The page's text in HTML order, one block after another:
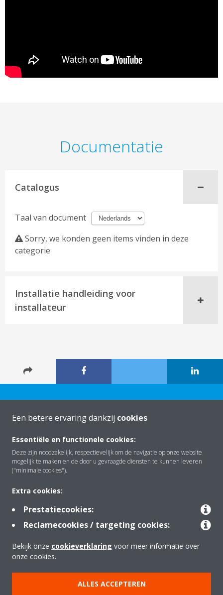
Documentatie
Catalogus
Taal van document
Sorry, we konden geen items vinden in deze
categorie
Installatie handleiding voor
installateur
Over Daikin
Producten
Een betere ervaring dankzij cookies
Essentiële en functionele cookies:
Deze zijn noodzakelijk, respectievelijk om de navigatie op onze website
mogelijk te maken en de door u gevraagde diensten te kunnen leveren
("minimale cookies").
Extra cookies:
Prestatiecookies:
Reclamecookies / targeting cookies:
Bekijk onze cookieverklaring voor meer informatie over
onze cookies.
ALLES ACCEPTEREN